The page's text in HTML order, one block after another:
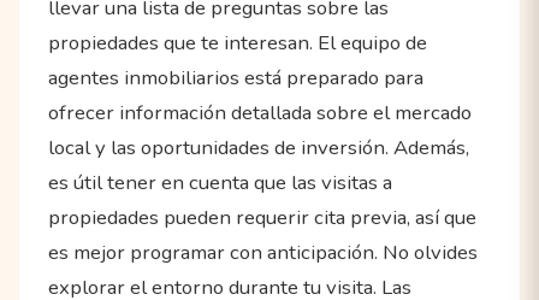
llevar una lista de preguntas sobre las
propiedades que te interesan. El equipo de
agentes inmobiliarios está preparado para
ofrecer información detallada sobre el mercado
local y las oportunidades de inversión. Además,
es útil tener en cuenta que las visitas a
propiedades pueden requerir cita previa, así que
es mejor programar con anticipación. No olvides
explorar el entorno durante tu visita. Las